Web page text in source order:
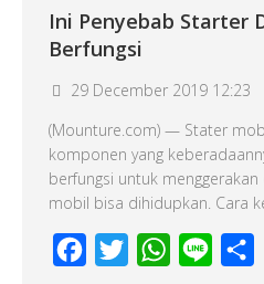
Ini Penyebab Starter
Berfungsi
29 December 2019 12:23
(Mounture.com) — Stater
komponen yang
berfungsi untuk
mobil bisa dihidupkan. Cara
Facebook
Twitter WhatsApp
Line